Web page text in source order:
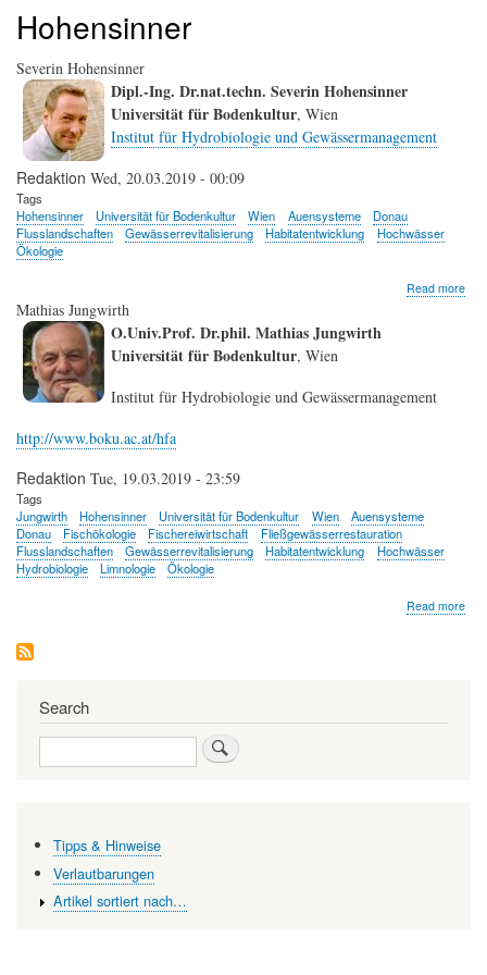
Hohensinner
Severin Hohensinner
Dipl.-Ing. Dr.nat.techn. Severin Hohensinner
Universität für Bodenkultur, Wien
Institut für Hydrobiologie und Gewässermanagement
Redaktion Wed, 20.03.2019 - 00:09
Tags
Hohensinner
Universität für Bodenkultur Wien Auensysteme
Donau
Flusslandschaften
Gewässerrevitalisierung Habitatentwicklung
Hochwässer
Ökologie
Read more
Mathias Jungwirth
O.Univ.Prof. Dr.phil. Mathias Jungwirth
Universität für Bodenkultur, Wien
Institut für Hydrobiologie und Gewässermanagement
http://www.boku.ac.at/hfa
Redaktion Tue, 19.03.2019 - 23:59
Tags
Jungwirth
Hohensinner Universität für Bodenkultur Wien
Auensysteme
Donau
Fischökologie Fischereiwirtschaft
Fließgewässerrestauration
Flusslandschaften
Gewässerrevitalisierung Habitatentwicklung
Hochwässer
Hydrobiologie
Limnologie Ökologie
Read more
Search
Search
Tipps & Hinweise
Verlautbarungen
Artikel sortiert nach…